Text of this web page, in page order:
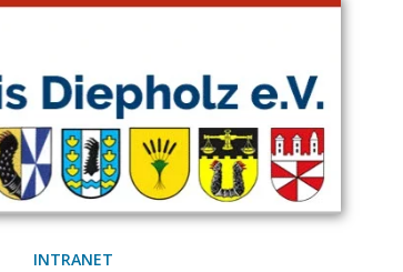
INTRANET